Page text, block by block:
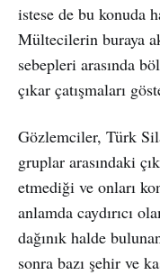
istese de bu konuda
Mültecilerin buraya
sebepleri arasında
çıkar çatışmaları
Gözlemciler, Türk
gruplar arasındaki
etmediği ve onları
anlamda caydırıcı
dağınık halde
sonra bazı şehir ve